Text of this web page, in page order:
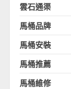
雲石通渠
馬桶品牌
馬桶安裝
馬桶推薦
馬桶維修